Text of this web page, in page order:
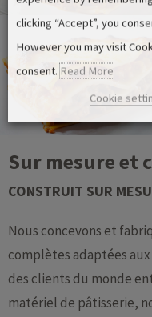
Sur mesure et
CONSTRUIT SUR
Nous concevons et
complètes adaptées
des clients du monde
matériel de pâtisserie,
clicking “Accept”, you
However you may visit
consent. Read More
Cookie